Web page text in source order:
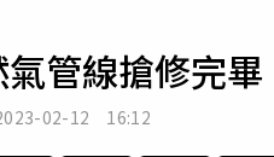
專欄
房產新勢力
氣管線搶修完
02-12 16:12